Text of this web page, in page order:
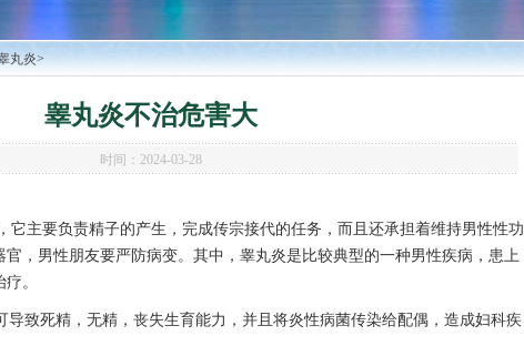
丸炎>
睾丸炎不治危害大
时间：2024-03-28
它主要负责精子的产生，完成传宗接代的任务，而且还承担着维持男性性功
，男性朋友要严防病变。其中，睾丸炎是比较典型的一种男性疾病，患上
。
导致死精，无精，丧失生育能力，并且将炎性病菌传染给配偶，造成妇科疾